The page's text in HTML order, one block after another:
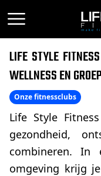
LIFE STYLE
WELLNESS EN
Onze fitnessclubs
Life Style
gezondheid,
combineren. In
omgeving krijg